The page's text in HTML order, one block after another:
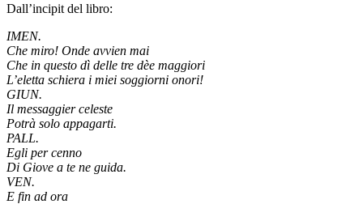
Dall’incipit del libro:
IMEN.
Che miro! Onde avvien mai
Che in questo dì delle tre dèe maggiori
L’eletta schiera i miei soggiorni onori!
GIUN.
Il messaggier celeste
Potrà solo appagarti.
PALL.
Egli per cenno
Di Giove a te ne guida.
VEN.
E fin ad ora